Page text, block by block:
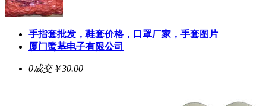
手指套批发，鞋套价格，口罩厂家，手套图片
厦门鹭基电子有限公司
0成交￥30.00